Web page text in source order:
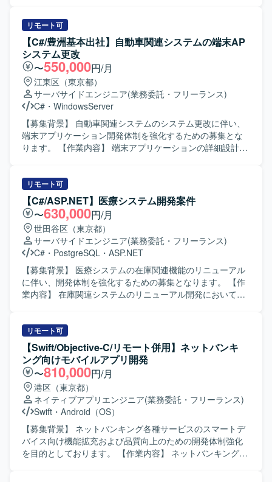
スト計画の策定、関連する開発・改修作業の取りまとめ、
案件管理や顧客との折衝などを行っていただきます。ま
た、PL/SQL、UNIX-C/C++、VB系言語などを用いた既存機
能の改修や追加開発にも携わっていただきます。 【求める
人物像】 複数の開発言語や環境に柔軟に対応でき、自ら課
題を抽出し解決に向けて主体的に動ける方を求めておりま
す。顧客やチームメンバーとのコミュニケーションを大切
にし、周囲と連携しながら品質と生産性の両立を意識して
業務に取り組んでいただける方にマッチするポジションで
す。 【ポジションの魅力】 証券基幹システムという大規模
かつ高信頼性が求められる領域で、上流工程から本番移行
マネジメントスキルを高めることができる環境です。顧客
折衝や案件管理などを通じて、技術力だけでなくビジネス
面でのスキルも磨いていただけます。 【開発環境】 Oracle
データベース上でのPL/SQL開発を中心に、UNIX環境での
C/C++およびCSHを用いた開発を行っております。フロン
ト・バッチなどの各種機能においてVB6.0およびVB.NETを
活用したシステム構成となっております。
リモート可
【C#/豊洲基本出社】自動車関連システムの端末AP
システム更改
〜550,000円/月
江東区（東京都）
サーバサイドエンジニア(業務委託・フリーランス)
C# ・ WindowsServer
【募集背景】 自動車関連システムのシステム更改に伴い、
端末アプリケーション開発体制を強化するための募集とな
ります。 【作業内容】 端末アプリケーションの詳細設計、
験実施や不具合修正などを行っていただきます。 【求める
人物像】 与えられたタスクを一人称で遂行でき、自ら課題
を発見しながら周囲と連携して進めていただける方を求め
ています。仕様や設計内容を正確に理解し、着実に実装・
試験を進められる方が望ましいです。 【ポジションの魅
力】 長期的な計画に基づくシステム更改プロジェクトに参
画いただくことで、詳細設計から結合テストまでの一連の
工程に関われます。端末アプリケーション開発の経験を深
めるとともに、生成AIツールを活用した開発スタイルにも
触れていただけます。 【開発環境】 C# を中心とした端末
用マシンと作業マシンを用途に応じて使い分ける体制で
す。
リモート可
【C#/ASP.NET】医療システム開発案件
〜630,000円/月
世田谷区（東京都）
サーバサイドエンジニア(業務委託・フリーランス)
C# ・ PostgreSQL ・ ASP.NET
【募集背景】 医療システムの在庫関連機能のリニューアル
に伴い、開発体制を強化するための募集となります。 【作
業内容】 在庫関連システムのリニューアル開発において、
映、実装、単体・結合テスト、関連ドキュメントの作成な
どを行っていただきます。 【求める人物像】 医療業界特有
の業務やルールを理解しようとする姿勢があり、ドキュメ
ントを丁寧に作成できる方を求めております。チームメン
バーと積極的にコミュニケーションを取りながら、設計意
図を共有しつつ開発を進められる方が望ましいです。 【ポ
ジションの魅力】 医療分野における在庫管理という社会的
意義の高い領域に携わることができ、長期的な継続開発を
通じて業務知識と技術力の双方を高めていただけます。基
本設計以降の上流工程から参画できるため、設計スキルを
磨きつつC#での開発経験をより深化させることができま
リモート可
【Swift/Objective-C/リモート併用】ネットバンキ
ング向けモバイルアプリ開発
〜810,000円/月
港区（東京都）
ネイティブアプリエンジニア(業務委託・フリーランス)
Swift ・ Android（OS）
【募集背景】 ネットバンキング各種サービスのスマートデ
バイス向け機能拡充および品質向上のための開発体制強化
を目的としております。 【作業内容】 ネットバンキング各